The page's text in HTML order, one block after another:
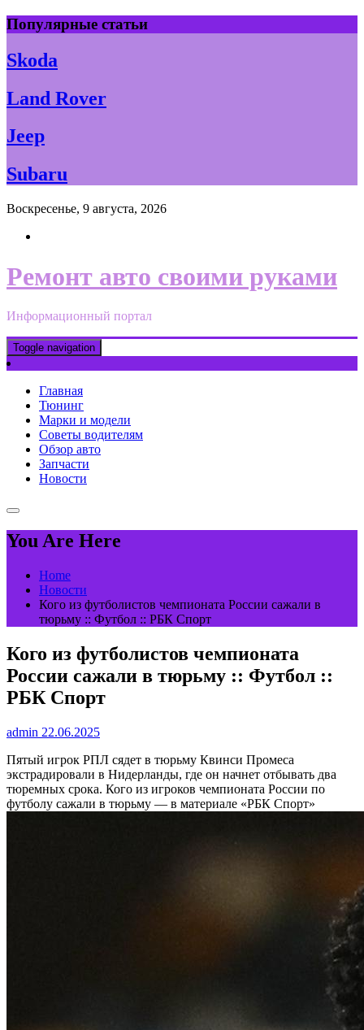
Skip
to
content
Популярные статьи
Skoda
Land Rover
Jeep
Subaru
Воскресенье, 9 августа, 2026
Ремонт авто своими руками
Информационный портал
Toggle navigation
Главная
Тюнинг
Марки и модели
Советы водителям
Обзор авто
Запчасти
Новости
You Are Here
Home
Новости
Кого из футболистов чемпионата России сажали в
тюрьму :: Футбол :: РБК Спорт
Кого из футболистов чемпионата
России сажали в тюрьму :: Футбол ::
РБК Спорт
admin 22.06.2025
Пятый игрок РПЛ сядет в тюрьму Квинси Промеса
экстрадировали в Нидерланды, где он начнет отбывать два
тюремных срока. Кого из игроков чемпионата России по
футболу сажали в тюрьму — в материале «РБК Спорт»